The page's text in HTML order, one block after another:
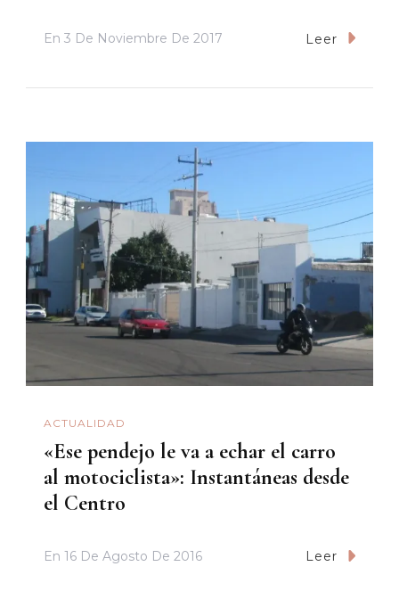
En 3 De Noviembre De 2017 Leer
ACTUALIDAD
«Ese pendejo le va a echar el carro
al motociclista»: Instantáneas desde
el Centro
En 16 De Agosto De 2016 Leer